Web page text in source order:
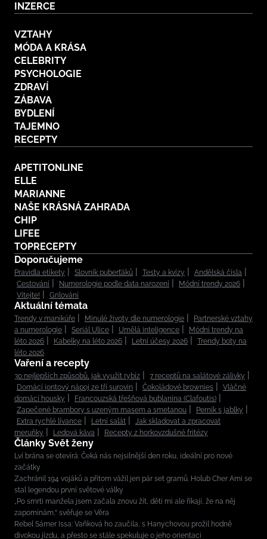
INZERCE
VZTAHY
MÓDA A KRÁSA
CELEBRITY
PSYCHOLOGIE
ZDRAVÍ
ZÁBAVA
BYDLENÍ
TAJEMNO
RECEPTY
APETITONLINE
ELLE
MARIANNE
NAŠE KRÁSNÁ ZAHRADA
CHIP
LIFEE
TOPRECEPTY
Doporučujeme
Pravidla etikety Slovník puberťáků Testy a kvízy
Andělská čísla
Cestování
Numerologie podle data narození
Módní trendy 2026
Vítejte!
Grilování
Aktuální témata
Trendy v manikúře Minulé životy dle numerologie
Partnerské vztahy
a numerologie
Seriál Ulice Umělá inteligence
Módní trendy na
léto 2026
Kabelky na léto 2026 Letní účesy 2026
Trendy boty na
léto 2026
Vaření a recepty
30 nejlepších způsobů, jak využít rybíz
7 receptů na salátové zálivky
Domácí iontový nápoj ze tří surovin
Čokoládové brownies
Vláčné
domácí housky
Francouzská třešňová bublanina (Clafoutis)
Zapečené brambory s uzeným masem a smetanou
Perník s jablky
Extra rychlé lívance
Letní salát
Jak skladovat a zpracovat
meruňky
Ledová káva Recepty z horkovzdušné fritézy
Články Svět ženy
Lví brána se otevírá: Čeká nás nejsilnější den roku, ideální pro nové
začátky
Zachránil 194 vojáků a přitom vážil jen pár set gramů. Holub Cher Ami se
stal legendou první světové války
„Po smrti manžela jsem začala znovu žít, děti mi ale říkají, že na něj
zapomínám,“ svěřuje se Věra
Rebel Sámer Issa: Vaňková ho zaučila, s Hanychovou prožil hodně
divokou jízdu, a přesto se stále spekuluje o jeho orientaci